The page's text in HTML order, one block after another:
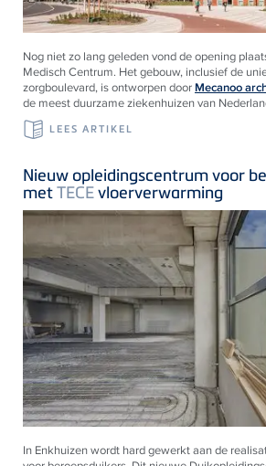
Nog niet zo lang geleden vond de opening
Medisch Centrum. Het gebouw, inclusief de
zorgboulevard, is ontworpen door Mecanoo
de meest duurzame ziekenhuizen van
LEES ARTIKEL
In Enkhuizen wordt hard gewerkt aan de
Nieuw opleidingscentrum voor
metTECEvloerverwarming